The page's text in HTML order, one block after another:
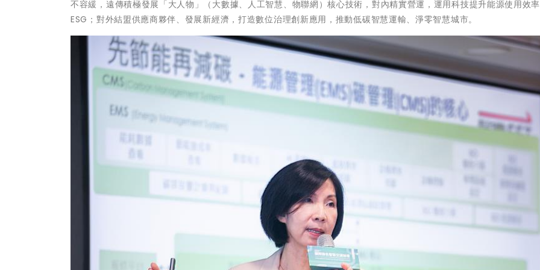
不容緩，遠傳積極發展「大人物」（大數據、人工智慧、物聯網）核心技術，對內精實營運，運用科技提升能源使用效
ESG；對外結盟供應商夥伴、發展新經濟，打造數位治理創新應用，推動低碳智慧運輸、淨零智慧城市。